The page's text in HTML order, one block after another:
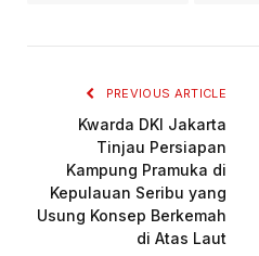
PREVIOUS ARTICLE
Kwarda DKI Jakarta
Tinjau Persiapan
Kampung Pramuka di
Kepulauan Seribu yang
Usung Konsep Berkemah
di Atas Laut